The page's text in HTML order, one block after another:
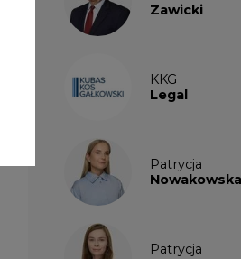
Zawicki
KKG
Legal
Patrycja
Nowakowska
Patrycja